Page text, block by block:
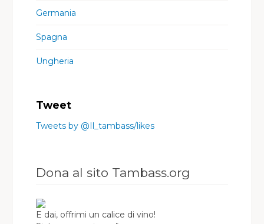
Germania
Spagna
Ungheria
Tweet
Tweets by @Il_tambass/likes
Dona al sito Tambass.org
E dai, offrimi un calice di vino!